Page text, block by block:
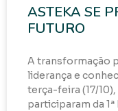
ASTEKA SE
FUTURO
A transformação
liderança e
terça-feira (17/
participaram da